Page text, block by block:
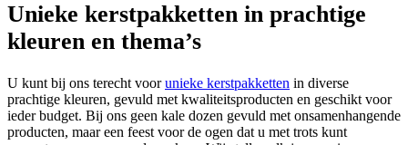
Unieke kerstpakketten in prachtige
kleuren en thema’s
U kunt bij ons terecht voorunieke kerstpakketten in diverse
prachtige kleuren, gevuld met kwaliteitsproducten en geschikt voor
ieder budget. Bij ons geen kale dozen gevuld met onsamenhangende
producten, maar een feest voor de ogen dat u met trots kunt